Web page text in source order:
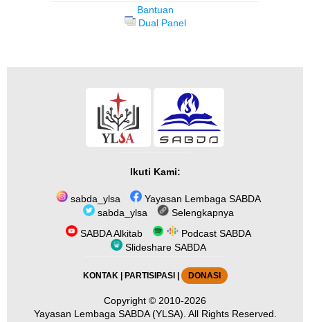
Bantuan
Dual Panel
Ikuti Kami:
sabda_ylsa
Yayasan Lembaga SABDA
sabda_ylsa
Selengkapnya
SABDA Alkitab
Podcast SABDA
Slideshare SABDA
KONTAK| PARTISIPASI DONASI
Copyright © 2010-2026
Yayasan Lembaga SABDA (YLSA). All Rights Reserved.